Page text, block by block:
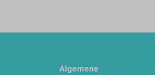
Footer
Algemene